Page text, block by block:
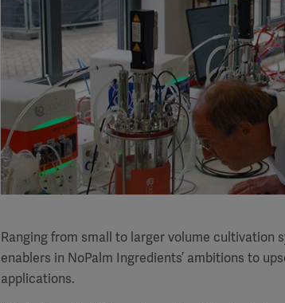
Ranging from small to larger volume cultivation
enablers in NoPalm Ingredients’ ambitions to
applications.